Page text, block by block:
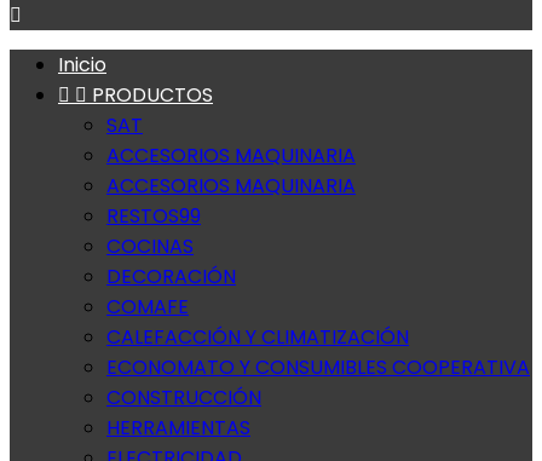

Inicio
  PRODUCTOS
SAT
ACCESORIOS MAQUINARIA
ACCESORIOS MAQUINARIA
RESTOS99
COCINAS
DECORACIÓN
COMAFE
CALEFACCIÓN Y CLIMATIZACIÓN
ECONOMATO Y CONSUMIBLES COOPERATIVA
CONSTRUCCIÓN
HERRAMIENTAS